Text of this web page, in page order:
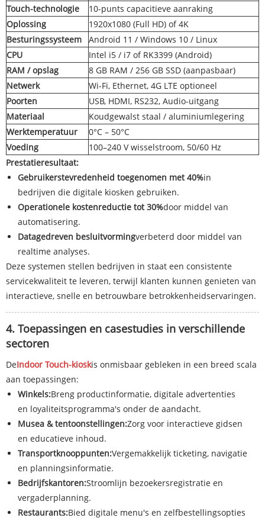
Touch-technologie
10-punts capacitieve aanraking
Oplossing
1920x1080 (Full HD) of 4K
Besturingssysteem
Android 11 / Windows 10 / Linux
CPU
Intel i5 / i7 of RK3399 (Android)
RAM / opslag
8 GB RAM / 256 GB SSD (aanpasbaar)
Netwerk
Wi-Fi, Ethernet, 4G LTE optioneel
Poorten
USB, HDMI, RS232, Audio-uitgang
Materiaal
Koudgewalst staal / aluminiumlegering
Werktemperatuur
0°C – 50°C
Voeding
100–240 V wisselstroom, 50/60 Hz
Prestatieresultaat:
Gebruikerstevredenheid toegenomen met 40%in
bedrijven die digitale kiosken gebruiken.
Operationele kostenreductie tot 30%door middel van
automatisering.
Datagedreven besluitvormingverbeterd door middel van
realtime analyses.
Deze systemen stellen bedrijven in staat een consistente
servicekwaliteit te leveren, terwijl klanten kunnen genieten van
interactieve, snelle en betrouwbare betrokkenheidservaringen.
4. Toepassingen en casestudies in verschillende
sectoren
DeIndoor Touch-kioskis onmisbaar gebleken in een breed scala
aan toepassingen:
Winkels:Breng productinformatie, digitale advertenties
en loyaliteitsprogramma's onder de aandacht.
Musea & tentoonstellingen:Zorg voor interactieve gidsen
en educatieve inhoud.
Transportknooppunten:Vergemakkelijk ticketing, navigatie
en planningsinformatie.
Bedrijfskantoren:Stroomlijn bezoekersregistratie en
vergaderplanning.
Restaurants:Bied digitale menu's en zelfbestellingsopties